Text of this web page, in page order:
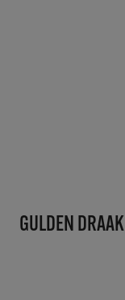
GULDEN